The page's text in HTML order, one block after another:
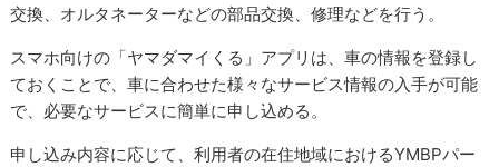
交換、オルタネーターなどの部品交換、修理などを行う。
スマホ向けの「ヤマダマイくる」アプリは、車の情報を登録し
ておくことで、車に合わせた様々なサービス情報の入手が可能
で、必要なサービスに簡単に申し込める。
申し込み内容に応じて、利用者の在住地域におけるYMBPパー